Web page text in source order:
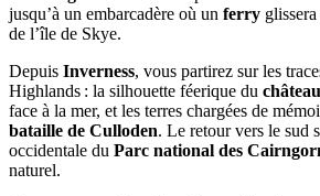
jusqu’à un embarcadère où un ferry
de l’île de Skye.
Depuis Inverness, vous partirez sur les
Highlands : la silhouette féerique du
face à la mer, et les terres chargées de
bataille de Culloden. Le retour vers le sud
occidentale du Parc national des
naturel.